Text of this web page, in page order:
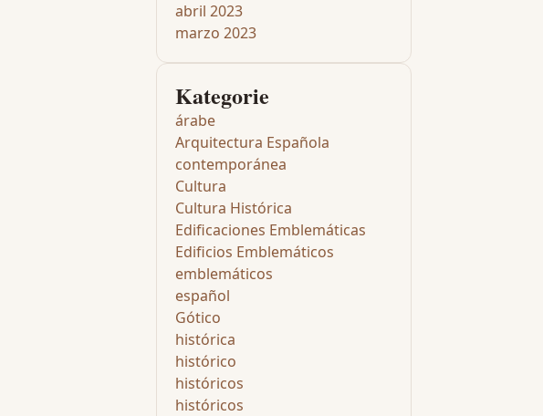
abril 2023
marzo 2023
Kategorie
árabe
Arquitectura Española
contemporánea
Cultura
Cultura Histórica
Edificaciones Emblemáticas
Edificios Emblemáticos
emblemáticos
español
Gótico
histórica
histórico
históricos
históricos